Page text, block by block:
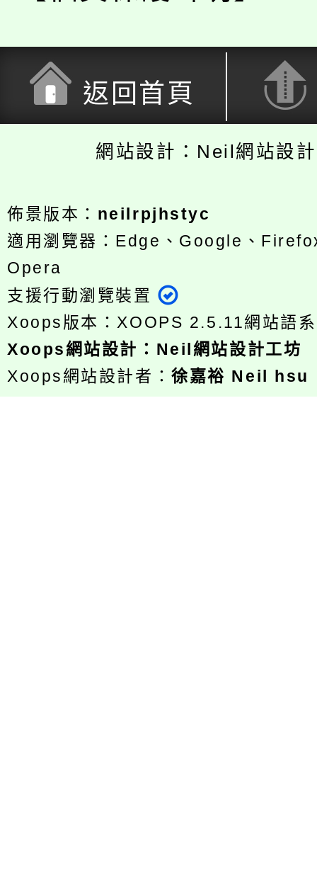
返回首頁
網站設計：Neil網站設
佈景版本： neilrpjhstyc
適用瀏覽器：Edge、Google、
Opera
支援行動瀏覽裝置
Xoops版本：XOOPS 2.5.11網站語
Xoops網站設計 ： Neil網站設計工坊
Xoops網站設計者：徐嘉裕 Neil hsu